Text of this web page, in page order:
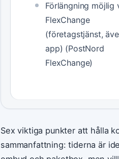
Förlängning möjlig
FlexChange
(företagstjänst,
app) (PostNord
FlexChange)
Sex viktiga punkter att hålla
sammanfattning: tiderna är